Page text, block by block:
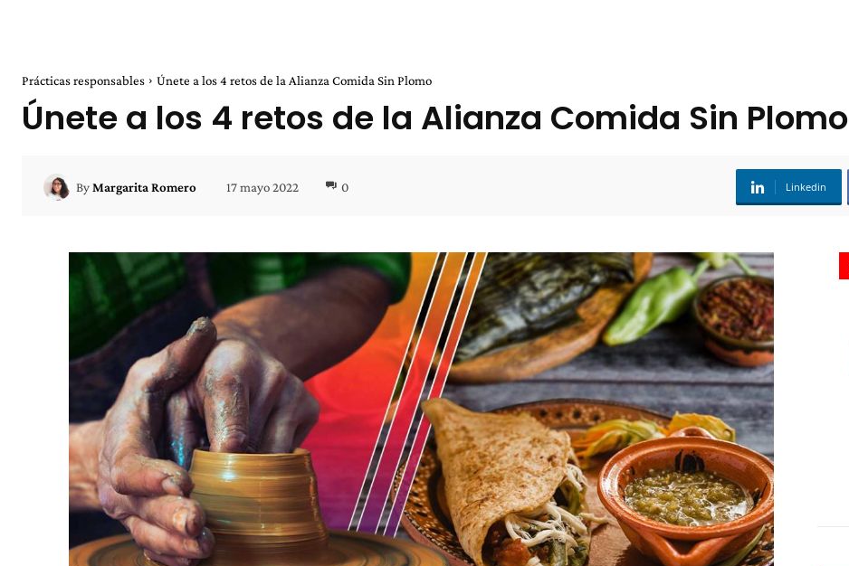
Prácticas responsables Únete a los 4 retos de la Alianza Comida Sin Plomo
Únete a los 4 retos de la Alianza Comida Sin Plomo
ByMargarita Romero 17 mayo 2022 0 Linkedin